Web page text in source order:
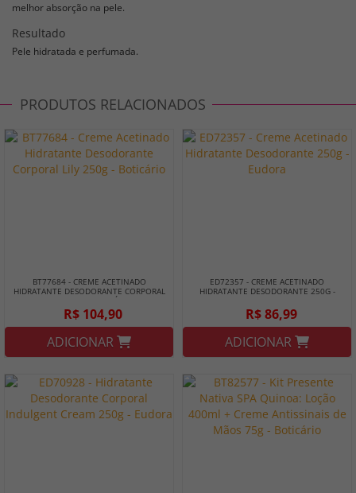
melhor absorção na pele.
Resultado
Pele hidratada e perfumada.
PRODUTOS RELACIONADOS
BT77684 - CREME ACETINADO
HIDRATANTE DESODORANTE CORPORAL
LILY 250G - BOTICÁRIO
R$ 104,90
ADICIONAR
ED72357 - CREME ACETINADO
HIDRATANTE DESODORANTE 250G -
R$ 86,99
ADICIONAR